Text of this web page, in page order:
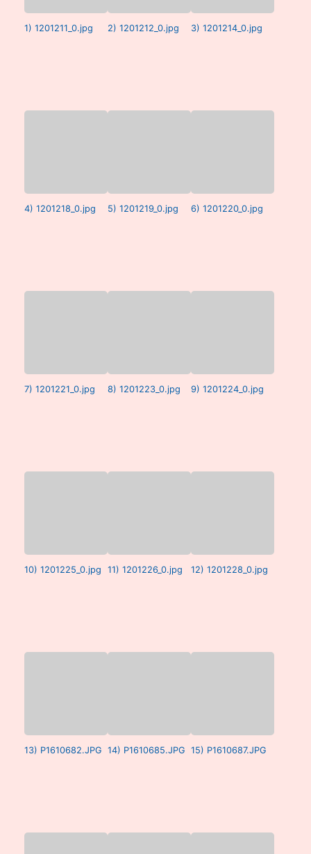
1) 1201211_0.jpg 2) 1201212_0.jpg 3) 1201214_0.jpg
4) 1201218_0.jpg 5) 1201219_0.jpg 6) 1201220_0.jpg
7) 1201221_0.jpg 8) 1201223_0.jpg 9) 1201224_0.jpg
10) 1201225_0.jpg 11) 1201226_0.jpg 12) 1201228_0.jpg
13) P1610682.JPG 14) P1610685.JPG 15) P1610687.JPG